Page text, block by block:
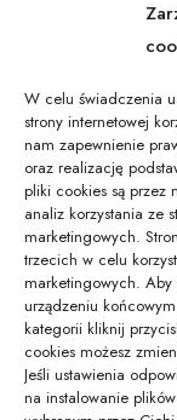
W celu świadczenia
strony internetowej
nam zapewnienie
oraz realizację
pliki cookies są przez
analiz korzystania ze
marketingowych.
trzecich w celu
marketingowych.
urządzeniu
kategorii kliknij
cookies możesz
Jeśli ustawienia
na instalowanie
Tax
to
12/09/
Jaki
01/02/
Gdzie
16/10/